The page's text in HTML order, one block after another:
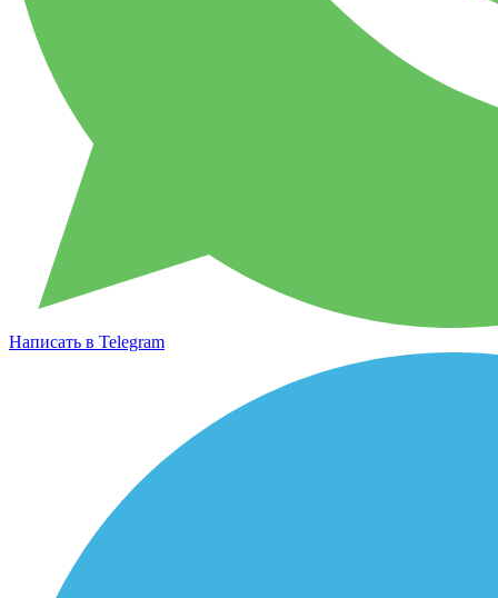
Написать в Telegram